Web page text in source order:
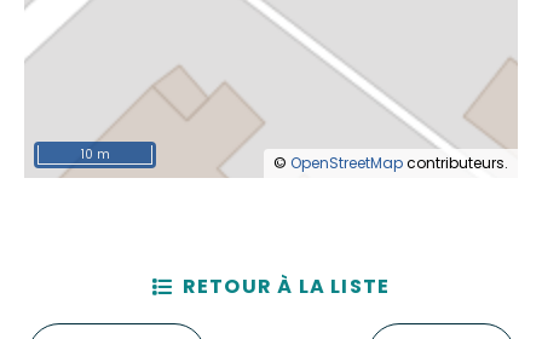
© OpenStreetMapcontributeurs.
10 m
RETOUR À LA LISTE